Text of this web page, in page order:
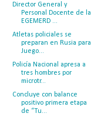
Director General y
Personal Docente de la
EGEMERD ...
Atletas policiales se
preparan en Rusia para
Juego...
Policía Nacional apresa a
tres hombres por
microtr...
Concluye con balance
positivo primera etapa
de “Tu...